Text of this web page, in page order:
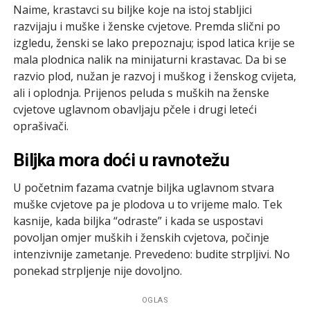
Naime, krastavci su biljke koje na istoj stabljici
razvijaju i muške i ženske cvjetove. Premda slični po
izgledu, ženski se lako prepoznaju; ispod latica krije se
mala plodnica nalik na minijaturni krastavac. Da bi se
razvio plod, nužan je razvoj i muškog i ženskog cvijeta,
ali i oplodnja. Prijenos peluda s muških na ženske
cvjetove uglavnom obavljaju pčele i drugi leteći
oprašivači.
Biljka mora doći u ravnotežu
U početnim fazama cvatnje biljka uglavnom stvara
muške cvjetove pa je plodova u to vrijeme malo. Tek
kasnije, kada biljka “odraste” i kada se uspostavi
povoljan omjer muških i ženskih cvjetova, počinje
intenzivnije zametanje. Prevedeno: budite strpljivi. No
ponekad strpljenje nije dovoljno.
OGLAS